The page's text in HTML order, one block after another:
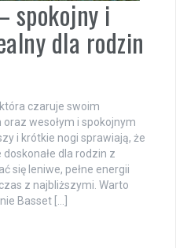
spokojny i
dla rodzin
czaruje swoim
wesołym i spokojnym
i krótkie nogi sprawiają, że
dla rodzin z
się leniwe, pełne energii
z najbliższymi. Warto
Basset […]